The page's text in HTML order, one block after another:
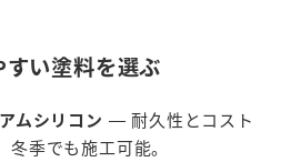
い塗料を選ぶ
ムシリコン — 耐久性とコスト
季でも施工可能。